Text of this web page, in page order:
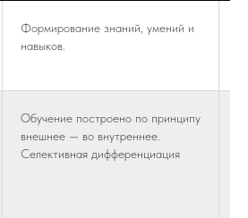
Формирование знаний, умений и
навыков.
Обучение построено по принципу
внешнее — во внутреннее.
Селективная дифференциация